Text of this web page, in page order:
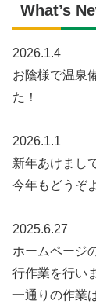
What’s
2026.1.4
お陰様で温泉
た！
2026.1.1
新年あけまし
今年もどうぞ
2025.6.27
ホームページ
行作業を行い
一通りの作業